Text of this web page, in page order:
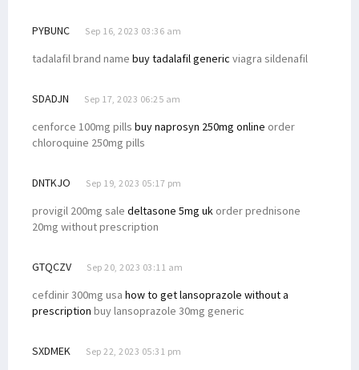
PYBUNC Sep 16, 2023 03:36 am
tadalafil brand name buy tadalafil generic viagra sildenafil
SDADJN Sep 17, 2023 06:25 am
cenforce 100mg pills buy naprosyn 250mg online order
chloroquine 250mg pills
DNTKJO Sep 19, 2023 05:17 pm
provigil 200mg sale deltasone 5mg uk order prednisone
20mg without prescription
GTQCZV Sep 20, 2023 03:11 am
cefdinir 300mg usa how to get lansoprazole without a
prescription buy lansoprazole 30mg generic
SXDMEK Sep 22, 2023 05:31 pm